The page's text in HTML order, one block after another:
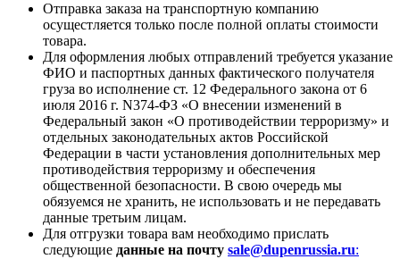
Отправка заказа на транспортную компанию
осущестляется только после полной оплаты стоимости
товара.
Для оформления любых отправлений требуется указание
ФИО и паспортных данных фактического получателя
груза во исполнение ст. 12 Федерального закона от 6
июля 2016 г. N374-ФЗ «О внесении изменений в
Федеральный закон «О противодействии терроризму» и
отдельных законодательных актов Российской
Федерации в части установления дополнительных мер
противодействия терроризму и обеспечения
общественной безопасности. В свою очередь мы
обязуемся не хранить, не использовать и не передавать
данные третьим лицам.
Для отгрузки товара вам необходимо прислать
следующие данные на почту sale@dupenrussia.ru: